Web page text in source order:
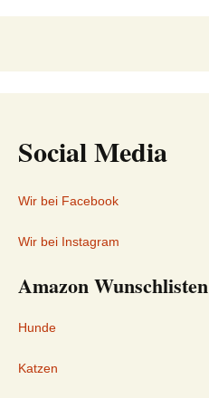
Social Media
Wir bei Facebook
Wir bei Instagram
Amazon Wunschlisten
Hunde
Katzen